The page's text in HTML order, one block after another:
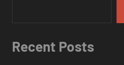
Recent Posts